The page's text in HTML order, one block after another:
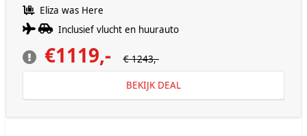
Eliza was Here
Inclusief vlucht en huurauto
€1119,- € 1243,-
BEKIJK DEAL